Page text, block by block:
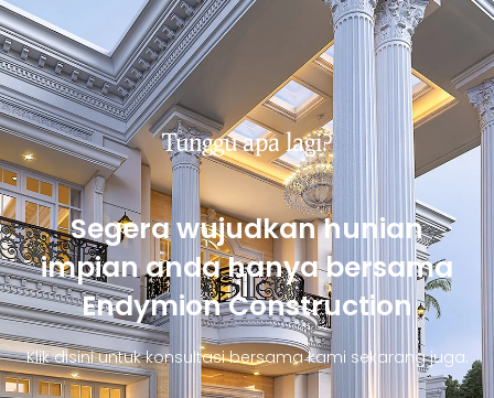
Tunggu apa lagi?
Segera wujudkan hunian
impian anda hanya bersama
Endymion Construction
Klik disini untuk konsultasi bersama kami sekarang juga.